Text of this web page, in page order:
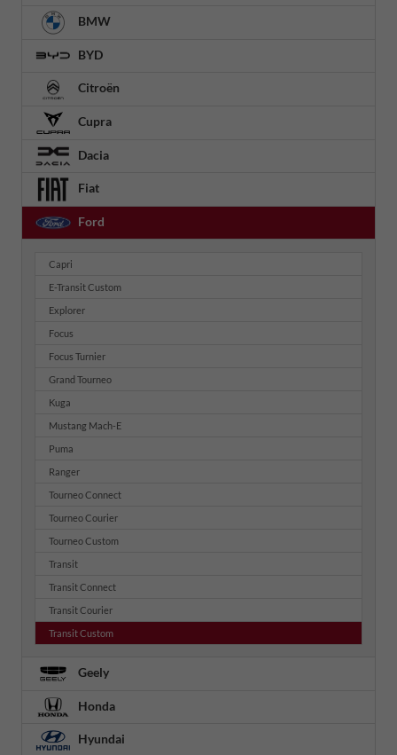
BMW
BYD
Citroën
Cupra
Dacia
Fiat
Ford
Capri
E-Transit Custom
Explorer
Focus
Focus Turnier
Grand Tourneo
Kuga
Mustang Mach-E
Puma
Ranger
Tourneo Connect
Tourneo Courier
Tourneo Custom
Transit
Transit Connect
Transit Courier
Transit Custom
Geely
Honda
Hyundai